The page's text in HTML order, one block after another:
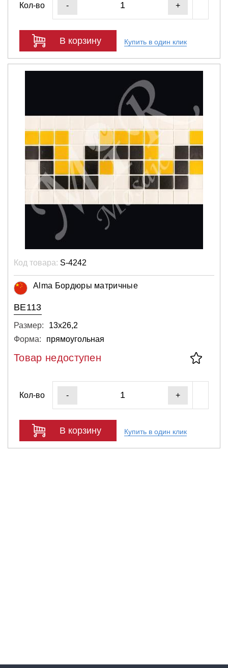
Кол-во - +
В корзину Купить в один клик
Код товара: S-4242
Alma Бордюры матричные
ВЕ113
Размер:
13х26,2
Форма:
прямоугольная
Товар недоступен
Кол-во - +
В корзину Купить в один клик